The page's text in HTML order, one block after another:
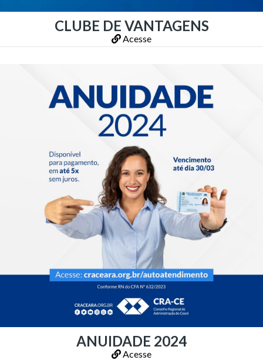
CLUBE DE VANTAGENS
Acesse
ANUIDADE 2024
Acesse